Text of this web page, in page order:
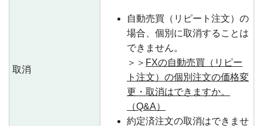
取消
自動売買（リピート注文）の
場合、個別に取消することは
できません。
＞＞ FXの自動売買（リピー
ト注文）の個別注文の価格変
更・取消はできますか。
（Q&A）
約定済注文の取消はできませ